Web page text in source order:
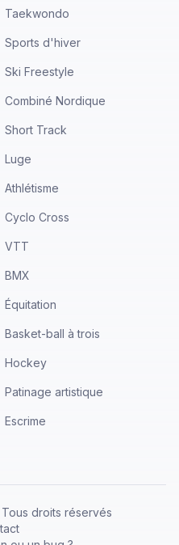
Taekwondo
Sports d'hiver
Ski Freestyle
Combiné Nordique
Short Track
Luge
Athlétisme
Cyclo Cross
VTT
BMX
Équitation
Basket-ball à trois
Hockey
Patinage artistique
Escrime
droits réservés